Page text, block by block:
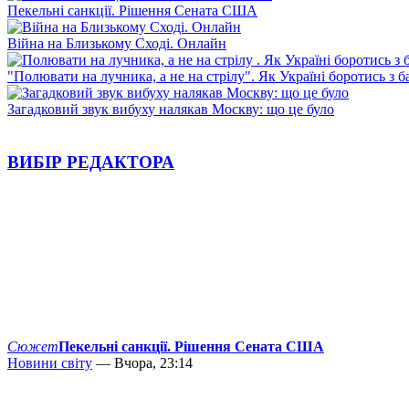
Пекельні санкції. Рішення Сената США
Війна на Близькому Сході. Онлайн
"Полювати на лучника, а не на стрілу". Як Україні боротись з
Загадковий звук вибуху налякав Москву: що це було
ВИБІР РЕДАКТОРА
СюжетПекельні санкції. Рішення Сената США
Новини світу — Вчора, 23:14